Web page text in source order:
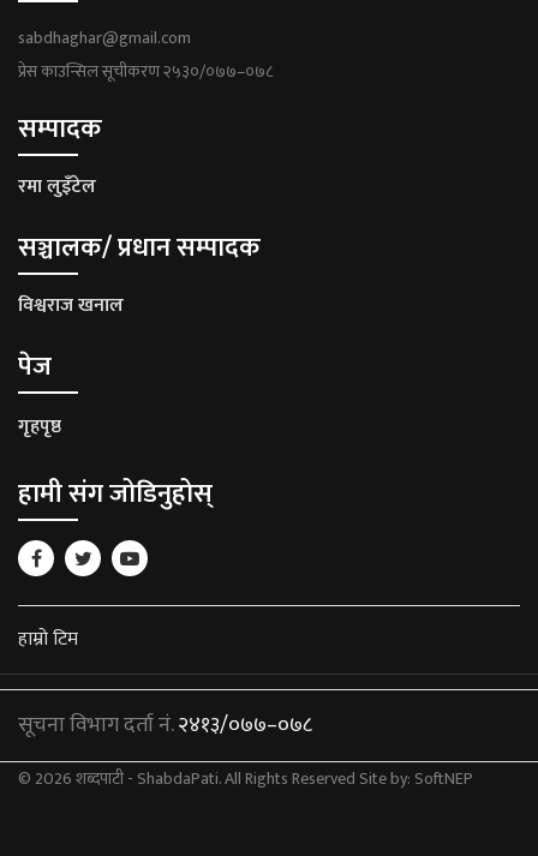
sabdhaghar@gmail.com
प्रेस काउन्सिल सूचीकरण २५३०/०७७–०७८
सम्पादक
रमा लुइँटेल
सञ्चालक/ प्रधान सम्पादक
विश्वराज खनाल
पेज
गृहपृष्ठ
हामी संग जोडिनुहोस्
हाम्रो टिम
© 2026 शब्दपाटी - ShabdaPati. All Rights Reserved Site by: SoftNEP
सूचना विभाग दर्ता नं.२४१३/०७७–०७८